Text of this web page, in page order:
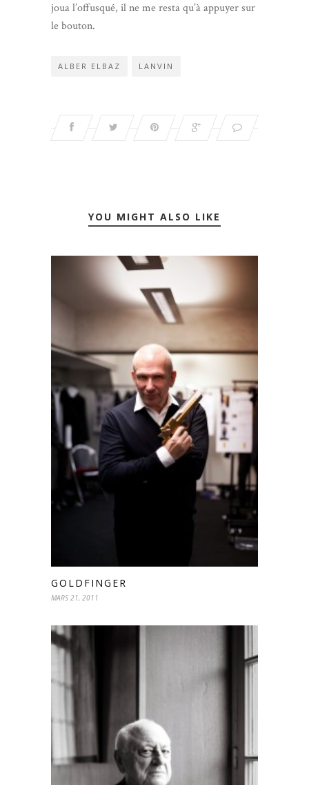
joua l’offusqué, il ne me resta qu’à appuyer sur
le bouton.
ALBER ELBAZ LANVIN
YOU MIGHT ALSO LIKE
GOLDFINGER
MARS 21, 2011